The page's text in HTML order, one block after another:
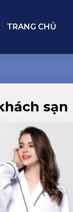
TRANG CHỦ
sạn